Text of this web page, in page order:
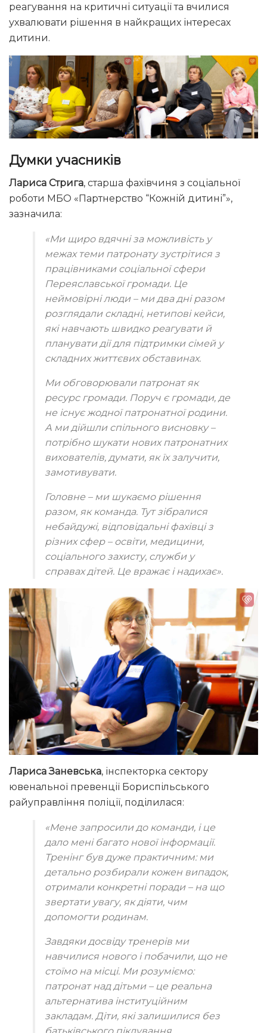
реагування на критичні ситуації та вчилися
ухвалювати рішення в найкращих інтересах
дитини.
Думки учасників
Лариса Стрига, старша фахівчиня з соціальної
роботи МБО «Партнерство “Кожній дитині”»,
зазначила:
«Ми щиро вдячні за можливість у
межах теми патронату зустрітися з
працівниками соціальної сфери
Переяславської громади. Це
неймовірні люди – ми два дні разом
розглядали складні, нетипові кейси,
які навчають швидко реагувати й
планувати дії для підтримки сімей у
складних життєвих обставинах.
Ми обговорювали патронат як
ресурс громади. Поруч є громади, де
не існує жодної патронатної родини.
А ми дійшли спільного висновку –
потрібно шукати нових патронатних
вихователів, думати, як їх залучити,
замотивувати.
Головне – ми шукаємо рішення
разом, як команда. Тут зібралися
небайдужі, відповідальні фахівці з
різних сфер – освіти, медицини,
соціального захисту, служби у
справах дітей. Це вражає і надихає».
Лариса Заневська, інспекторка сектору
ювенальної превенції Бориспільського
райуправління поліції, поділилася:
«Мене запросили до команди, і це
дало мені багато нової інформації.
Тренінг був дуже практичним: ми
детально розбирали кожен випадок,
отримали конкретні поради – на що
звертати увагу, як діяти, чим
допомогти родинам.
Завдяки досвіду тренерів ми
навчилися нового і побачили, що не
стоїмо на місці. Ми розуміємо:
патронат над дітьми – це реальна
альтернатива інституційним
закладам. Діти, які залишилися без